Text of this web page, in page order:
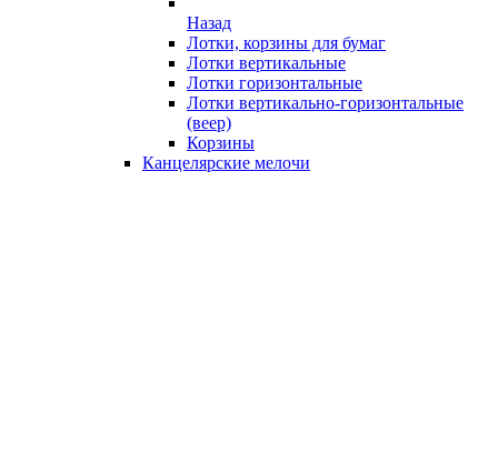
Назад
Лотки, корзины для бумаг
Лотки вертикальные
Лотки горизонтальные
Лотки вертикально-горизонтальные
(веер)
Корзины
Канцелярские мелочи